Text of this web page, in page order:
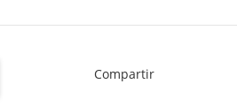
Compartir